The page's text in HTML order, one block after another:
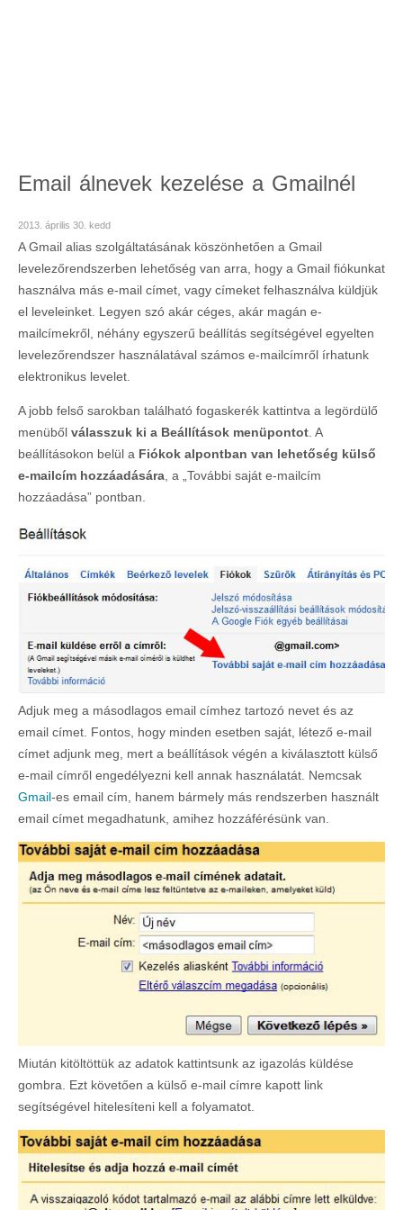
Email álnevek kezelése a Gmailnél
2013. április 30. kedd
A Gmail alias szolgáltatásának köszönhetően a Gmail
levelezőrendszerben lehetőség van arra, hogy a Gmail fiókunkat
használva más e-mail címet, vagy címeket felhasználva küldjük
el leveleinket. Legyen szó akár céges, akár magán e-
mailcímekről, néhány egyszerű beállítás segítségével egyelten
levelezőrendszer használatával számos e-mailcímről írhatunk
elektronikus levelet.
A jobb felső sarokban található fogaskerék kattintva a legördülő
menüből válasszuk ki a Beállítások menüpontot . A
beállításokon belül a Fiókok alpontban van lehetőség külső
e-mailcím hozzáadására , a „További saját e-mailcím
hozzáadása” pontban.
Adjuk meg a másodlagos email címhez tartozó nevet és az
email címet. Fontos, hogy minden esetben saját, létező e-mail
címet adjunk meg, mert a beállítások végén a kiválasztott külső
e-mail címről engedélyezni kell annak használatát. Nemcsak
Gmail-es email cím, hanem bármely más rendszerben használt
email címet megadhatunk, amihez hozzáférésünk van.
Miután kitöltöttük az adatok kattintsunk az igazolás küldése
gombra. Ezt követően a külső e-mail címre kapott link
segítségével hitelesíteni kell a folyamatot.